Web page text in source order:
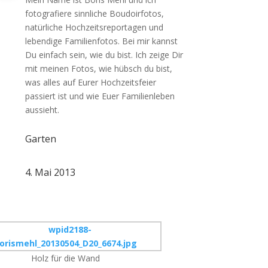
fotografiere sinnliche Boudoirfotos,
natürliche Hochzeitsreportagen und
lebendige Familienfotos. Bei mir kannst
Du einfach sein, wie du bist. Ich zeige Dir
mit meinen Fotos, wie hübsch du bist,
was alles auf Eurer Hochzeitsfeier
passiert ist und wie Euer Familienleben
aussieht.
Garten
4. Mai 2013
Holz für die Wand